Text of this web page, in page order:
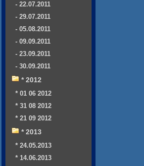
- 22.07.2011
- 29.07.2011
- 05.08.2011
- 09.09.2011
- 23.09.2011
- 30.09.2011
* 2012
* 01 06 2012
* 31 08 2012
* 21 09 2012
* 2013
* 24.05.2013
* 14.06.2013